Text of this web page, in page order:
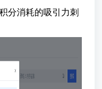
分消耗的吸引力刺